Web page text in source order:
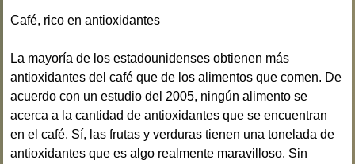
Café, rico en antioxidantes
La mayoría de los estadounidenses obtienen más
antioxidantes del café que de los alimentos que comen. De
acuerdo con un estudio del 2005, ningún alimento se
acerca a la cantidad de antioxidantes que se encuentran
en el café. Sí, las frutas y verduras tienen una tonelada de
antioxidantes que es algo realmente maravilloso. Sin